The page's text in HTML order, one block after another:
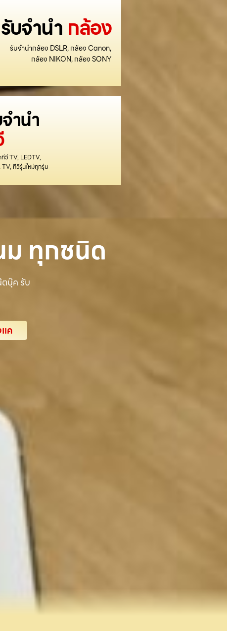
รับจำนำ กล้อง
รับจำนำกล้อง DSLR, กล้อง Canon,
กล้อง NIKON, กล้อง SONY
ำนำ
ทีวี TV, LEDTV,
ทีวีรุ่นใหม่ทุกรุ่น
ม ทุกชนิด
ตบุ๊ค รับ
ค